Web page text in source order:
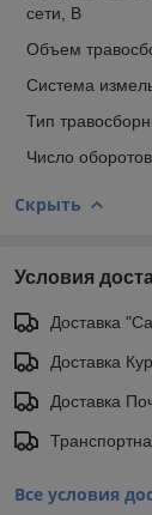
сети, В
Объем
Система
Тип
Число
Скрыть
Условия
Доставка
Доставка
Доставка
Все условия